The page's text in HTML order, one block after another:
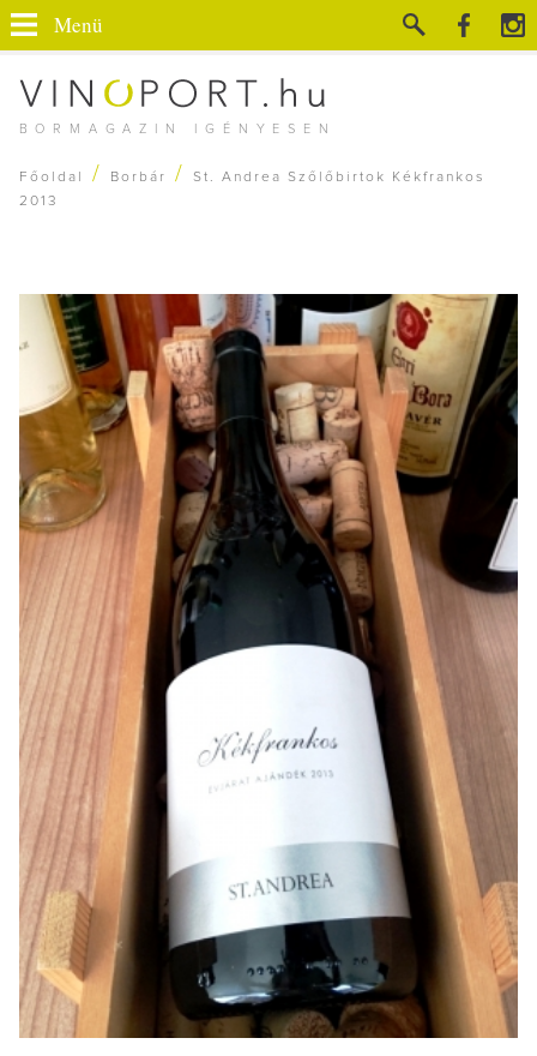
BORMAGAZIN IGÉNYESEN
Menü
Főoldal / Borbár /
St. Andrea Szőlőbirtok Kékfrankos
2013